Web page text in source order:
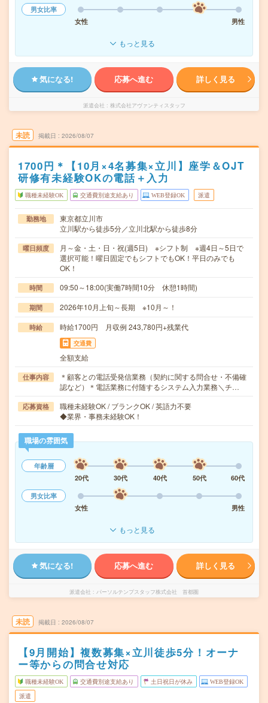
男女比率
女性
男性
もっと見る
気になる! 応募へ進む 詳しく見る
派遣会社 株式会社アヴァンティスタッフ
未読 掲載日 2026/08/07
1700円＊【10月×4名募集×立川】座学＆OJT
研修有未経験OKの電話＋入力
職種未経験OK 交通費別途支給あり WEB登録OK 派遣
勤務地
東京都立川市
立川駅から徒歩5分／立川北駅から徒歩8分
曜日頻度
月～金・土・日・祝(週5日) ※シフト制 ※週4日～5日で
選択可能！曜日固定でもシフトでもOK！平日のみでも
OK！
時間 09:50～18:00(実働7時間10分 休憩1時間)
期間 2026年10月上旬～長期 ※10月～！
時給 時給1700円 月収例 243,780円+残業代
交通費
全額支給
仕事内容
＊顧客との電話受発信業務（契約に関する問合せ・不備確
認など）＊電話業務に付随するシステム入力業務＼チ…
応募資格
職種未経験OK / ブランクOK / 英語力不要
◆業界・事務未経験OK！
職場の雰囲気
年齢層
20代
30代 40代 50代
60代
男女比率
女性
男性
もっと見る
気になる! 応募へ進む 詳しく見る
派遣会社 パーソルテンプスタッフ株式会社 首都圏
未読 掲載日 2026/08/07
【9月開始】複数募集×立川徒歩5分！オーナ
ー等からの問合せ対応
職種未経験OK 交通費別途支給あり 土日祝日が休み WEB登録OK
派遣